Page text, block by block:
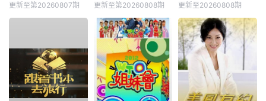
更新至第20260807期 更新至第20260808期 更新至20260808期